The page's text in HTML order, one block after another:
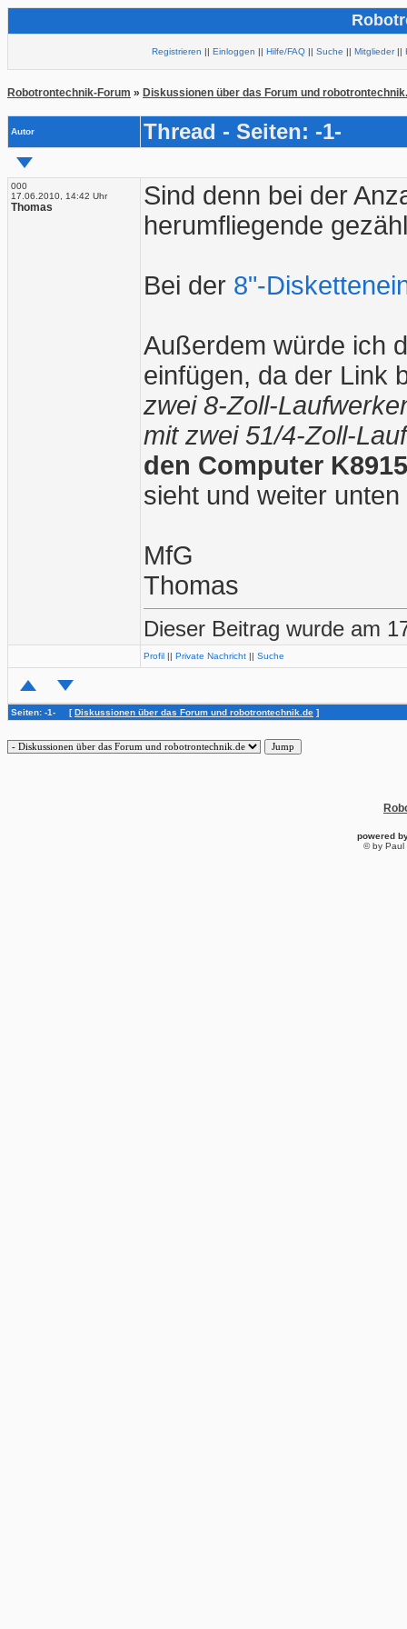
Registrieren || Einloggen || Hilfe/FAQ || Suche || Mitglieder||
Robotrontechnik-Forum » Diskussionen über das Forum und
Autor Thread - Seiten: -1-
000
17.06.2010, 14:42 Uhr
Thomas
Sind denn bei der
herumfliegende
Bei der 8"-
Außerdem würde ich
einfügen, da der Link
zwei 8-Zoll-
mit zwei 51/4-Zoll-
den Computer K8915
sieht und weiter
MfG
Thomas
Dieser Beitrag wurde am
Profil || Private Nachricht || Suche
Seiten: -1- [Diskussionen über das Forum und robotrontechnik.de ]
powered
© by Paul